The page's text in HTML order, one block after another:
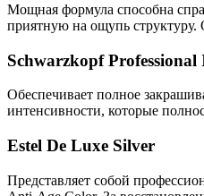
Мощная формула способна
приятную на ощупь структуру.
Schwarzkopf Professional
Обеспечивает полное
интенсивности, которые
Estel De Luxe Silver
Представляет собой